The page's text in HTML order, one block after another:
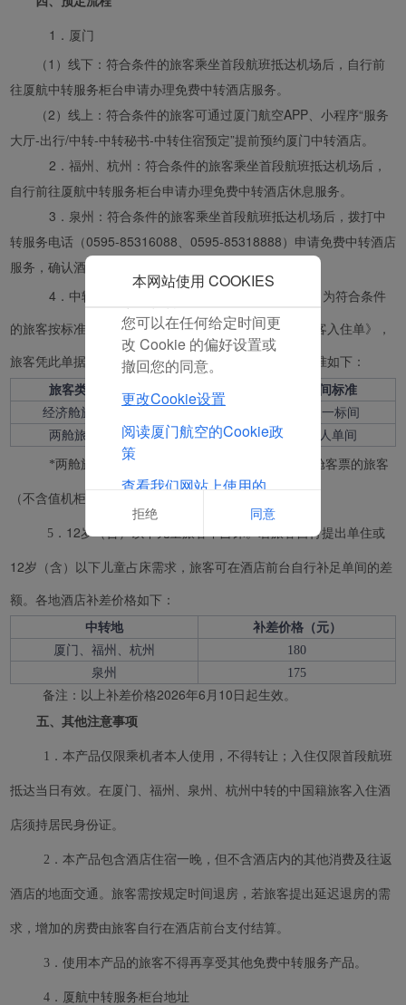
1． 厦门
（1）线下：符合条件的旅客乘坐首段航班抵达机场后，自行前
往厦航中转服务柜台申请办理免费中转酒店服务。
（2）线上：符合条件的旅客可通过厦门航空APP、小程序“服务
大厅-出行/中转-中转秘书-中转住宿预定”提前预约厦门中转酒店。
2．福州、杭州： 符合条件的旅客乘坐首段航班抵达机场后，
自行前往厦航中转服务柜台申请办理免费中转酒店休息服务。
3． 泉州：符合条件的旅客乘坐首段航班抵达机场后，拨打中
转服务电话（0595-85316088、0595-85318888）申请免费中转酒店
服务，确认酒店后，旅客自行前往酒店办理入住。
4．中转服务柜台工作人员对旅客信息进行判别，为符合条件
的旅客按标准完成酒店预定，并打印《厦门航空中转旅客入住单》，
旅客凭此单据自行前往指定酒店办理入住。酒店安排标准如下：
旅客类型 酒店标准
房间标准
经济舱旅客
2人一标间
两舱旅客
两舱酒店 单人单间
*两舱旅客定义:限国际段实际购买商务舱或头等舱客票的旅客
（不含值机柜台升舱、登机口升舱、机上升舱）。
5 ．12岁（含）以下儿童旅客不占床。若旅客自行提出单住或
12岁（含）以下儿童占床需求，旅客可在酒店前台自行补足单间的差
额。各地酒店补差价格如下：
中转地
补差价格（元）
厦门、福州、杭州
180
泉州
175
备注：以上补差价格2026年6月10日起生效。
五、其他注意事项
1．本产品仅限乘机者本人使用，不得转让；入住仅限首段航班
抵达当日有效。在厦门、福州、泉州、杭州中转的中国籍旅客入住酒
店须持居民身份证。
2．本产品包含酒店住宿一晚，但不含酒店内的其他消费及往返
酒店的地面交通。旅客需按规定时间退房，若旅客提出延迟退房的需
求，增加的房费由旅客自行在酒店前台支付结算。
3．使用本产品的旅客不得再享受其他免费中转服务产品。
4．厦航中转服务柜台地址
本网站使用 COOKIES
使用营销Cookie (i) 分析
我们的营销绩效 (ii) 个性
化我们广告中的优惠信
息。 通过放置这些
Cookie，厦门航空和第三
方可以跟踪您的互联网行
为以使我们的内容和广告
与您的兴趣更加契合。
点击“接受”即表示您同意
放置所有的营销Cookie。
点击“拒绝”，我们将不会
您可以在任何给定时间更
改 Cookie 的偏好设置或
撤回您的同意。
更改Cookie设置
阅读厦门航空的Cookie政
策
查看我们网站上使用的
Cookie的完整列表
拒绝 同意